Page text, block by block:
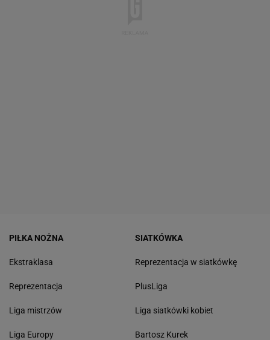
PIŁKA NOŻNA
Ekstraklasa
Reprezentacja
Liga mistrzów
Liga Europy
SIATKÓWKA
Reprezentacja w siatkówkę
PlusLiga
Liga siatkówki kobiet
Bartosz Kurek